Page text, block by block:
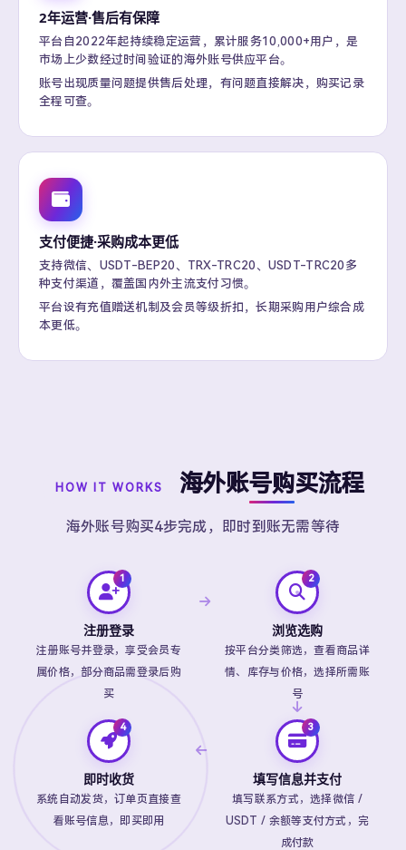
2年运营·售后有保障
平台自2022年起持续稳定运营，累计服务10,000+用户，是
市场上少数经过时间验证的海外账号供应平台。
账号出现质量问题提供售后处理，有问题直接解决，购买记录
全程可查。
支付便捷·采购成本更低
支持微信、USDT-BEP20、TRX-TRC20、USDT-TRC20多
种支付渠道，覆盖国内外主流支付习惯。
平台设有充值赠送机制及会员等级折扣，长期采购用户综合成
本更低。
HOW IT WORKS 海外账号购买流程
海外账号购买4步完成，即时到账无需等待
注册登录
注册账号并登录，享受会员专
属价格，部分商品需登录后购
买
浏览选购
按平台分类筛选，查看商品详
情、库存与价格，选择所需账
号
填写信息并支付
填写联系方式，选择微信 /
USDT / 余额等支付方式，完
成付款
即时收货
系统自动发货，订单页直接查
看账号信息，即买即用